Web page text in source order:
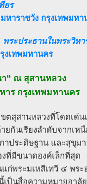
ยร
หาราชวัง กรุงเทพมหา
ระประธานในพระวิหา
งเทพมหานคร
” ณ สุสานหลวง
าร กรุงเทพมหานคร
ตสุสานหลวงที่โดดเด่น
กันเรียงลำดับจากเหนื
าประดิษฐาน และสุขุม
งที่มีขนาดองค์เล็กที่สุด
ก่พระมเหสีเทวี ๔ พระ
ป็นสื่อความหมายอาลั